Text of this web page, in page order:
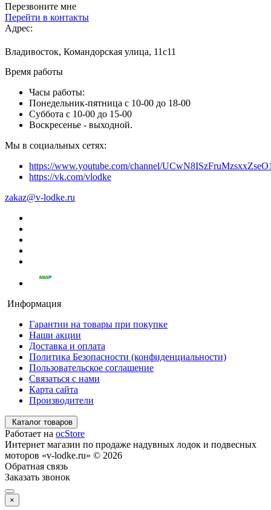
Перезвоните мне
Перейти в контакты
Адрес:
Владивосток, Командорская улица, 11с11
Время работы
Часы работы:
Понедельник-пятница с 10-00 до 18-00
Суббота с 10-00 до 15-00
Воскресенье - выходной.
Мы в социальных сетях:
https://www.youtube.com/channel/
https://vk.com/vlodke
zakaz@v-lodke.ru
Информация
Гарантии на товары при покупке
Наши акции
Доставка и оплата
Политика Безопасности (конфиденциальности)
Пользовательское соглашение
Связаться с нами
Карта сайта
Производители
Каталог товаров
Работает на ocStore
Интернет магазин по продаже надувных лодок и подвесных
моторов «v-lodke.ru» © 2026
Обратная связь
Заказать звонок
×